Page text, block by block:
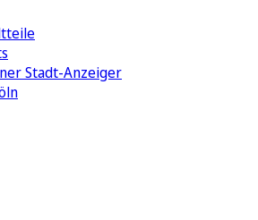
Stadt-Anzeiger